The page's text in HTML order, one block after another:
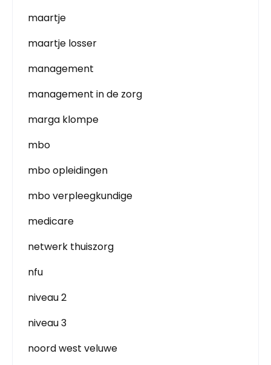
maartje
maartje losser
management
management in de zorg
marga klompe
mbo
mbo opleidingen
mbo verpleegkundige
medicare
netwerk thuiszorg
nfu
niveau 2
niveau 3
noord west veluwe